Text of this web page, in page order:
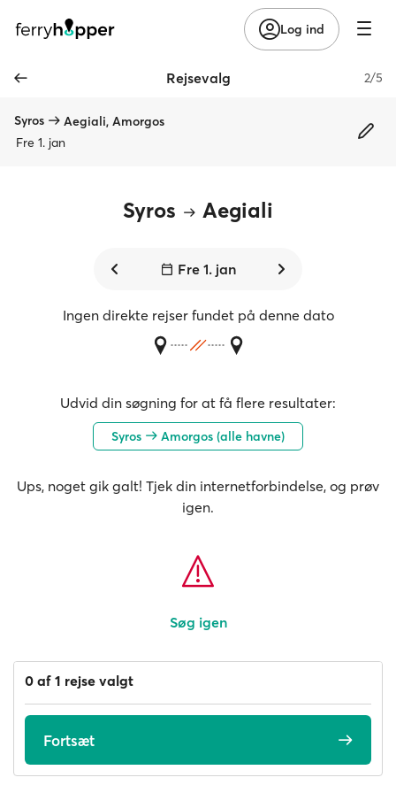
Log ind
Rejsevalg 2/5
Syros
Aegiali, Amorgos
Fre 1. jan
Syros Aegiali
Fre 1. jan
Ingen direkte rejser fundet på denne dato
Udvid din søgning for at få flere resultater:
Syros Amorgos (alle havne)
Ups, noget gik galt! Tjek din internetforbindelse, og prøv
igen.
Søg igen
0 af 1 rejse valgt
Fortsæt